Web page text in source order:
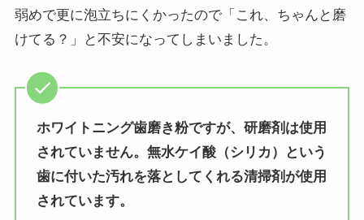
弱めで更に泡立ちにくかったので「これ、ちゃんと磨
けてる？」と不安になってしまいました。
ホワイトニング歯磨き粉ですが、研磨剤は使用
されていません。無水ケイ酸（シリカ）という
歯に付いた汚れを落としてくれる清掃剤が使用
されています。